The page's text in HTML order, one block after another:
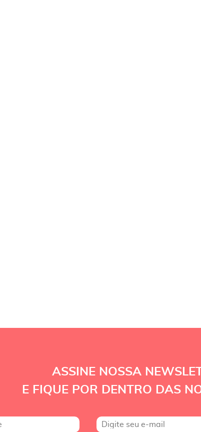
ASSINE NOSSA
E FIQUE POR DENTRO DAS